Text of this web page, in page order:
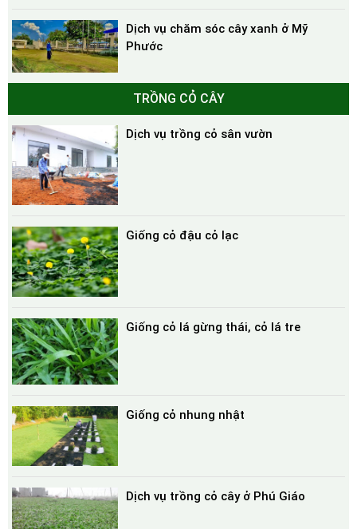
Dịch vụ chăm sóc cây xanh ở Mỹ
Phước
TRỒNG CỎ CÂY
Dịch vụ trồng cỏ sân vườn
Giống cỏ đậu cỏ lạc
Giống cỏ lá gừng thái, cỏ lá tre
Giống cỏ nhung nhật
Dịch vụ trồng cỏ cây ở Phú Giáo